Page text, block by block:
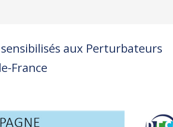
sensibilisés aux Perturbateurs
France